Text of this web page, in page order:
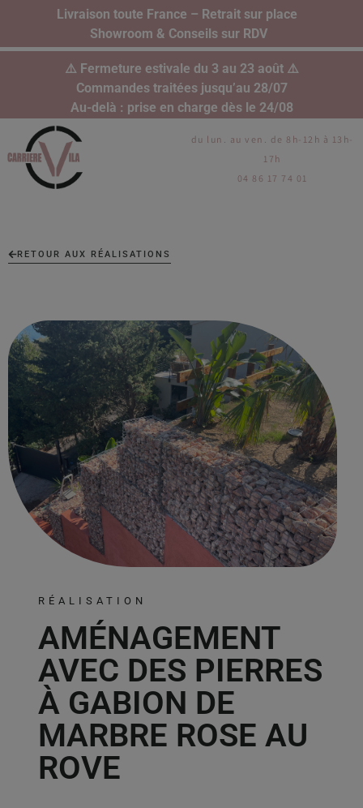
Livraison toute France – Retrait sur place
Showroom & Conseils sur RDV
⚠️ Fermeture estivale du 3 au 23 août ⚠️
Commandes traitées jusqu’au 28/07
Au-delà : prise en charge dès le 24/08
du lun. au ven. de 8h-12h à 13h-
17h
04 86 17 74 01
RETOUR AUX RÉALISATIONS
RÉALISATION
AMÉNAGEMENT
AVEC DES PIERRES
À GABION DE
MARBRE ROSE AU
ROVE